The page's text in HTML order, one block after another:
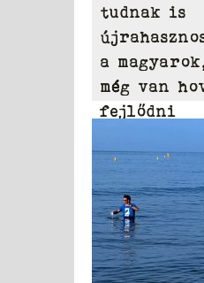
tudnak is
a
még van
fejlődni